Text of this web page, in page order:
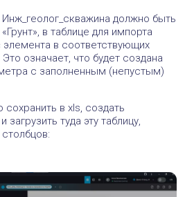
должно быть
в таблице для импорта
элемента в соответствующих
означает, что будет создана
с заполненным (непустым)
в xls, создать
туда эту таблицу,